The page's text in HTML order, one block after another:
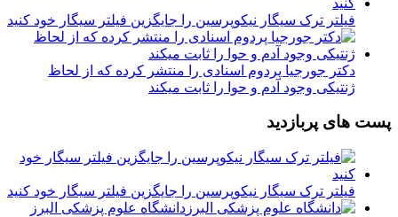
فیلتر ترک سیگار نیکوپرسین را جایگزین فیلتر سیگار خود کنید
دکتر جورجیا پردوم اسنادی را منتشر کرده که از لحاظ
ژنتیکی وجود آدم و حوا را ثابت میکند
پست های پربازدید
فیلتر ترک سیگار نیکوپرسین را جایگزین فیلتر سیگار خود کنید
دانشگاه علوم پزشکی البرز